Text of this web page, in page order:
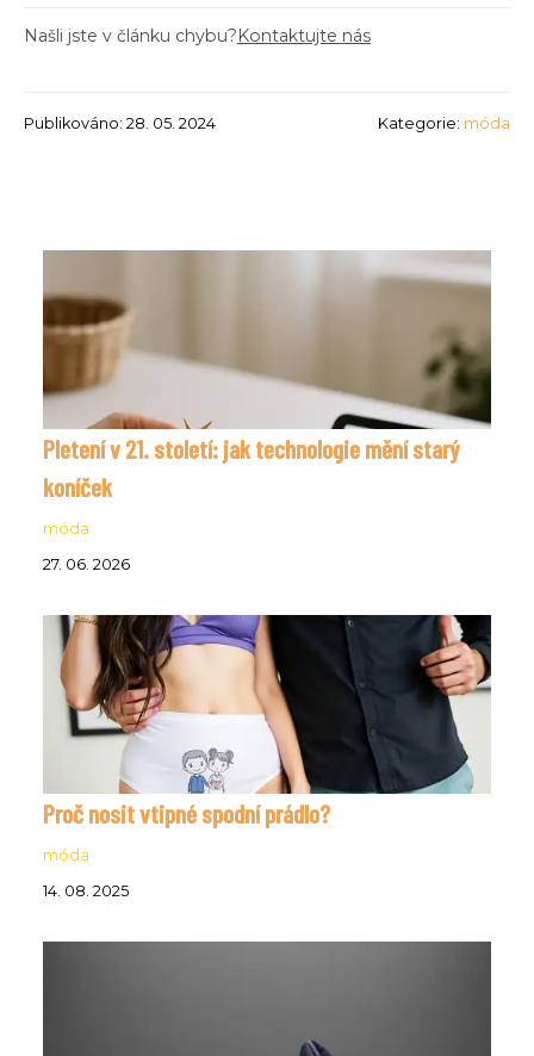
Našli jste v článku chybu?Kontaktujte nás
Publikováno: 28. 05. 2024 Kategorie: móda
Pletení v 21. století: jak technologie mění starý
koníček
móda
27. 06. 2026
Proč nosit vtipné spodní prádlo?
móda
14. 08. 2025